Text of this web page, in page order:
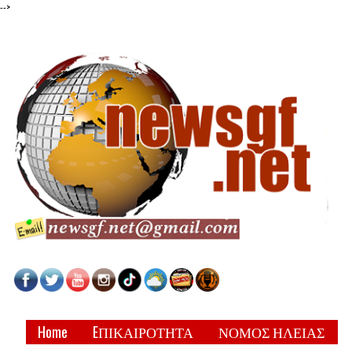
-->
Home EΠΙΚΑΙΡΟΤΗΤΑ
ΝΟΜΟΣ ΗΛΕΙΑΣ